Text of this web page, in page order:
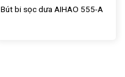
Bút bi sọc dưa AIHAO 555-A